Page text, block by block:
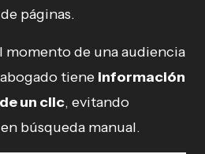
páginas.
momento de una audiencia
tiene información
un clic, evitando
búsqueda manual.